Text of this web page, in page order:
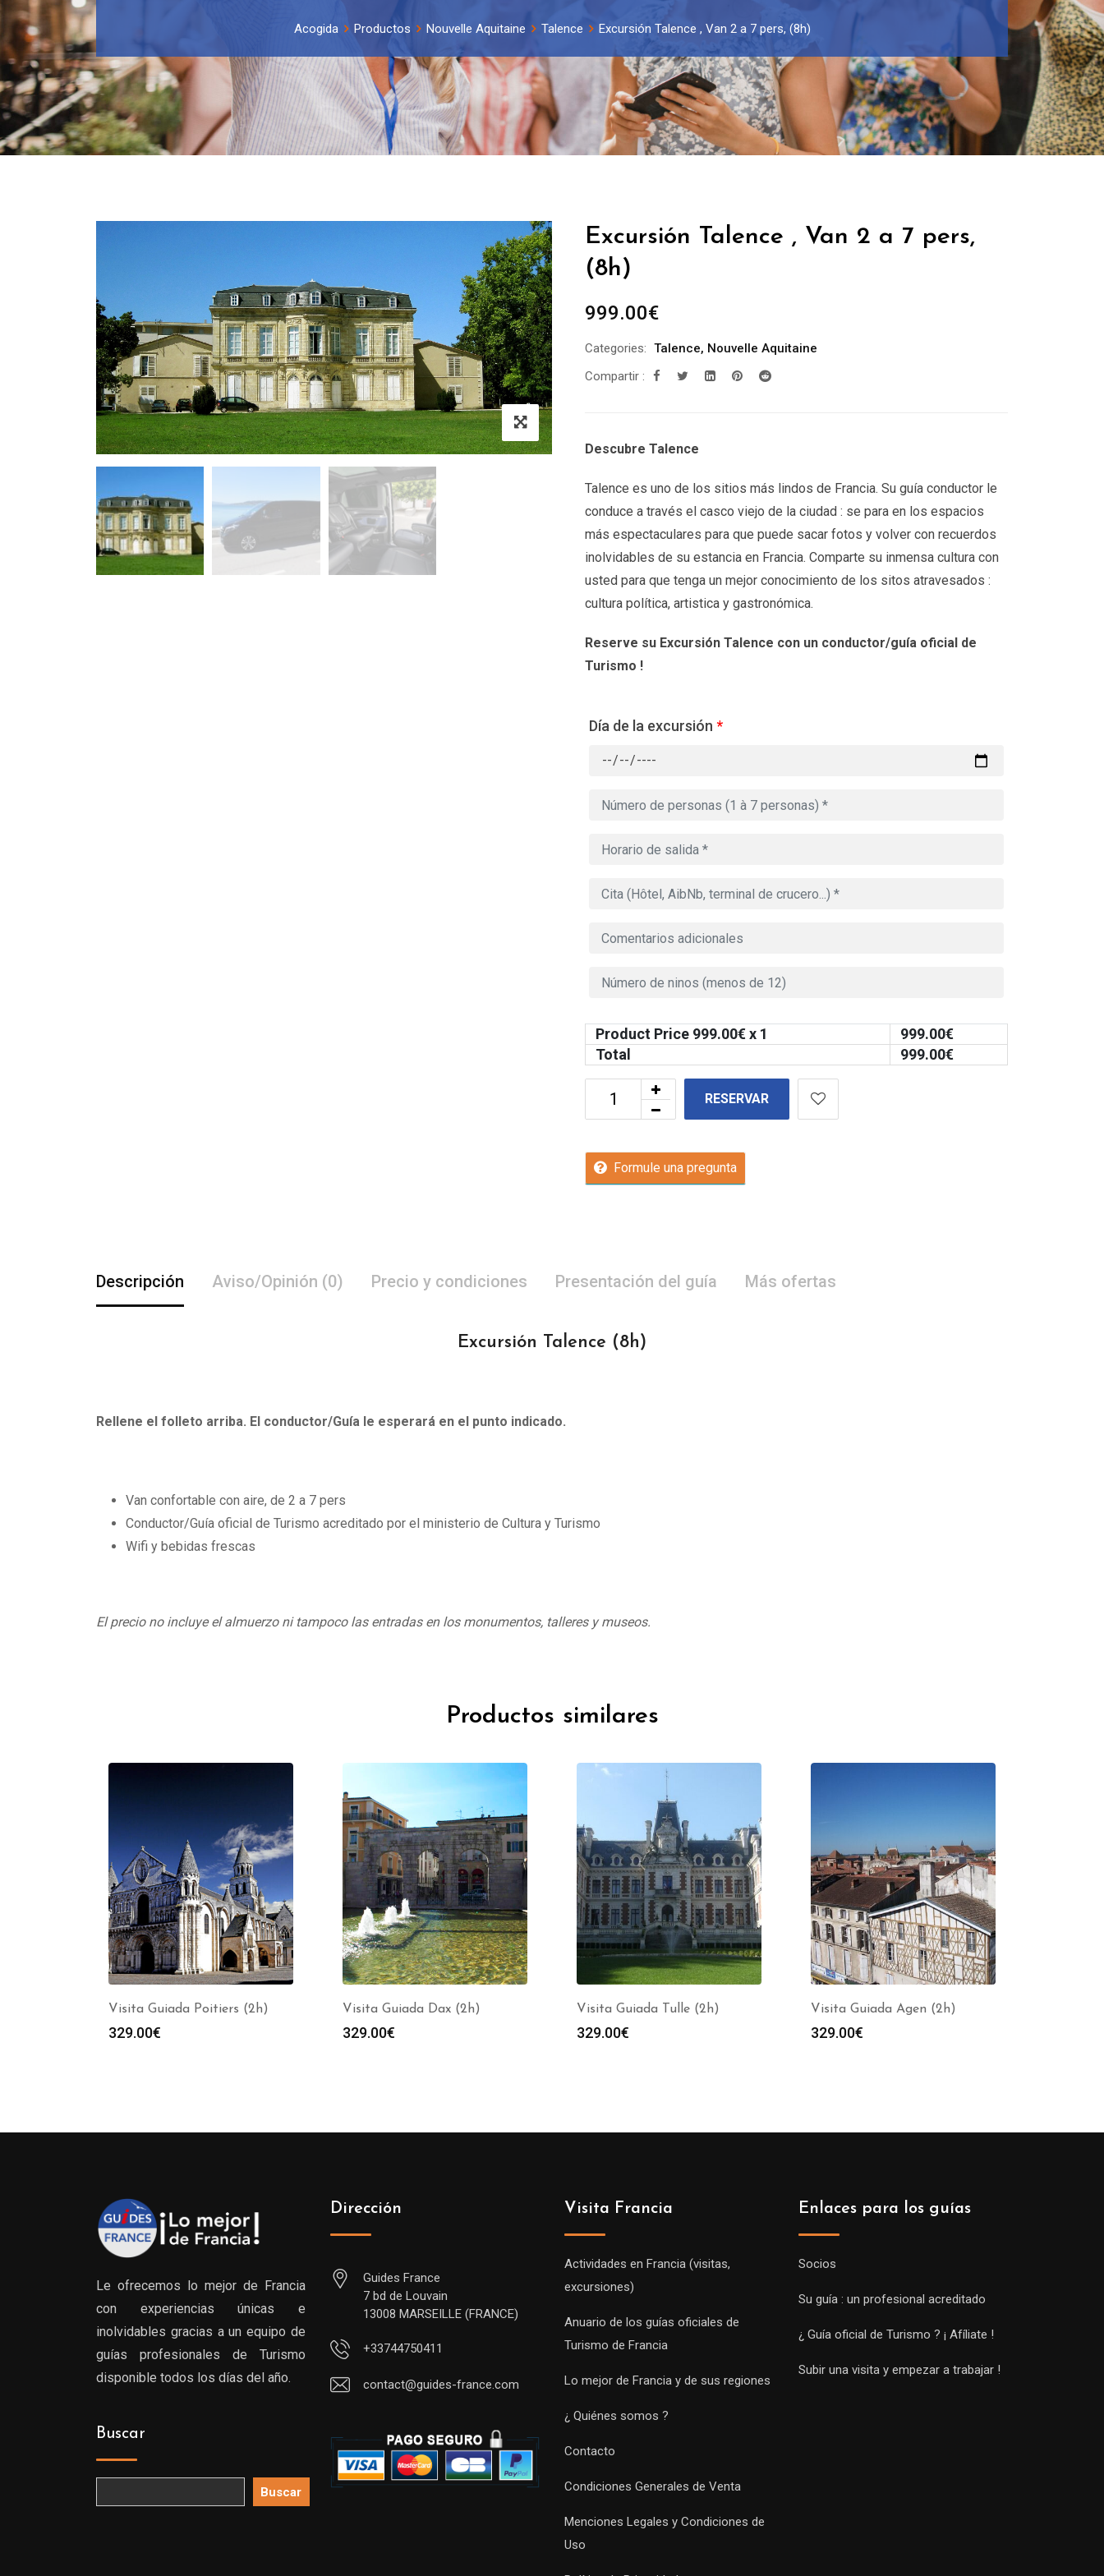
Acogida Productos Nouvelle Aquitaine Talence Excursión Talence , Van 2 a 7 pers, (8h)
Excursión Talence , Van 2 a 7 pers,
(8h)
999.00€
Categories: Talence, Nouvelle Aquitaine
Compartir :
Descubre Talence
Talence es uno de los sitios más lindos de Francia. Su guía conductor le
conduce a través el casco viejo de la ciudad : se para en los espacios
más espectaculares para que puede sacar fotos y volver con recuerdos
inolvidables de su estancia en Francia. Comparte su inmensa cultura con
usted para que tenga un mejor conocimiento de los sitos atravesados :
cultura política, artistica y gastronómica.
Reserve su Excursión Talence con un conductor/guía oficial de
Turismo !
Día de la excursión *
Product Price 999.00€ x 1 999.00€
Total
999.00€
RESERVAR
Formule una pregunta
Descripción Aviso/Opinión (0) Precio y condiciones Presentación del guía Más ofertas
Excursión Talence (8h)
Rellene el folleto arriba. El conductor/Guía le esperará en el punto indicado.
Van confortable con aire, de 2 a 7 pers
Conductor/Guía oficial de Turismo acreditado por el ministerio de Cultura y Turismo
Wifi y bebidas frescas
El precio no incluye el almuerzo ni tampoco las entradas en los monumentos, talleres y museos.
Productos similares
Visita Guiada Poitiers (2h)
329.00€
Visita Guiada Dax (2h)
329.00€
Visita Guiada Tulle (2h)
329.00€
Visita Guiada Agen (2h)
329.00€
Le ofrecemos lo mejor de Francia
con experiencias únicas e
inolvidables gracias a un equipo de
guías profesionales de Turismo
disponible todos los días del año.
Buscar
Buscar
Dirección
Guides France
7 bd de Louvain
13008 MARSEILLE (FRANCE)
+33744750411
contact@guides-france.com
Visita Francia
Actividades en Francia (visitas,
excursiones)
Anuario de los guías oficiales de
Turismo de Francia
Lo mejor de Francia y de sus regiones
¿ Quiénes somos ?
Contacto
Condiciones Generales de Venta
Menciones Legales y Condiciones de
Uso
Enlaces para los guías
Socios
Su guía : un profesional acreditado
¿ Guía oficial de Turismo ? ¡ Afíliate !
Subir una visita y empezar a trabajar !